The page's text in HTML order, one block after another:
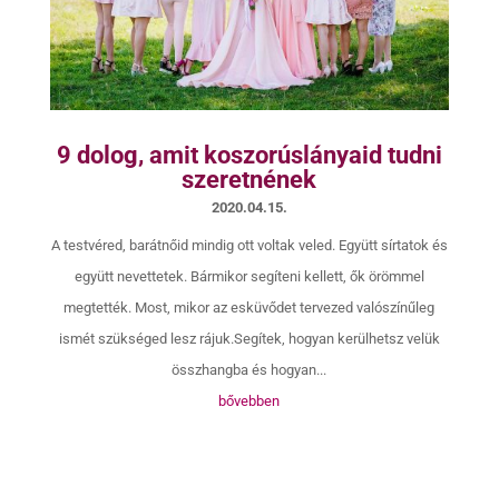
9 dolog, amit koszorúslányaid tudni
szeretnének
2020.04.15.
A testvéred, barátnőid mindig ott voltak veled. Együtt sírtatok és
együtt nevettetek. Bármikor segíteni kellett, ők örömmel
megtették. Most, mikor az esküvődet tervezed valószínűleg
ismét szükséged lesz rájuk.Segítek, hogyan kerülhetsz velük
összhangba és hogyan...
bővebben